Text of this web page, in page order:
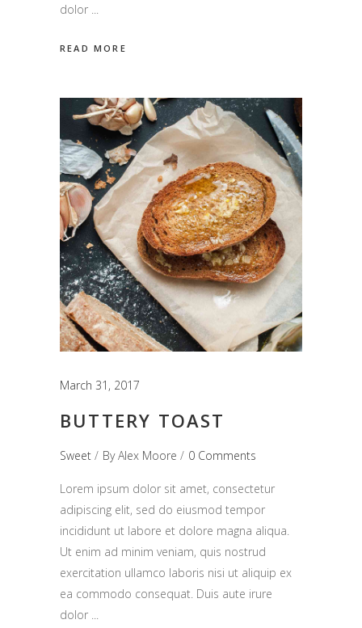
dolor
READ MORE
March 31, 2017
BUTTERY TOAST
Sweet ByAlex Moore 0 Comments
Lorem ipsum dolor sit amet, consectetur
adipiscing elit, sed do eiusmod tempor
incididunt ut labore et dolore magna aliqua.
Ut enim ad minim veniam, quis nostrud
exercitation ullamco laboris nisi ut aliquip ex
ea commodo consequat. Duis aute irure
dolor